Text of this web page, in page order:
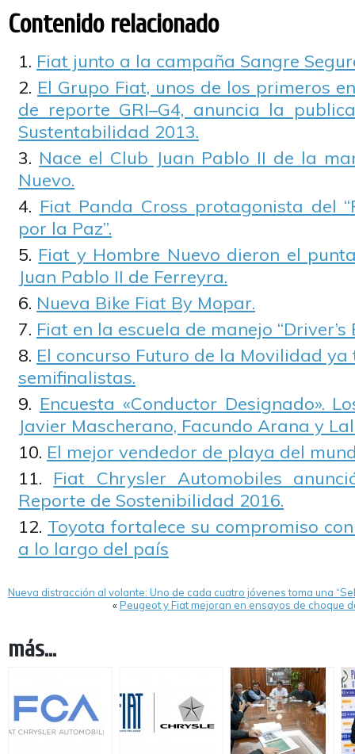
Contenido relacionado
Fiat junto a la campaña Sangre
El Grupo Fiat, unos de los primeros
de reporte GRI–G4, anuncia la
Sustentabilidad 2013.
Nace el Club Juan Pablo II de la
Nuevo.
Fiat Panda Cross protagonista del
por la Paz”.
Fiat y Hombre Nuevo dieron el
Juan Pablo II de Ferreyra.
Nueva Bike Fiat By Mopar.
Fiat en la escuela de manejo “Driver’s
El concurso Futuro de la Movilidad
semifinalistas.
Encuesta «Conductor Designado».
Javier Mascherano, Facundo Arana y
El mejor vendedor de playa del
Fiat Chrysler Automobiles
Reporte de Sostenibilidad 2016.
Toyota fortalece su compromiso
a lo largo del país
Nueva distracción al volante: Uno de cada cuatro jóvenes toma una
«Peugeot y Fiat mejoran en ensayos de choque
más...